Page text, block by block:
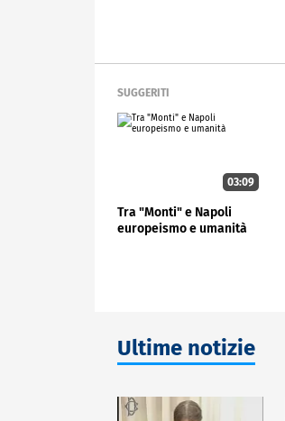
SUGGERITI
03:09
Tra "Monti" e Napoli
europeismo e umanità
Ultime notizie